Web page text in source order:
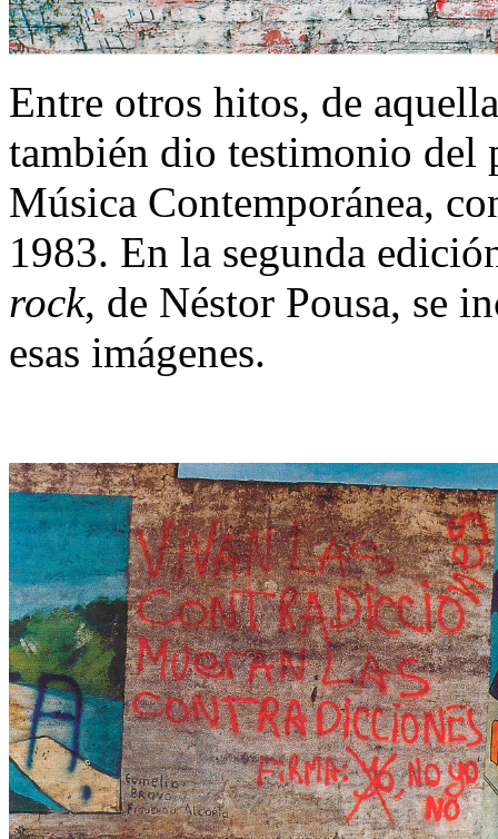
Entre otros hitos, de
también dio testimonio del
Música Contemporánea,
1983. En la segunda
rock, de Néstor Pousa, se
esas imágenes.